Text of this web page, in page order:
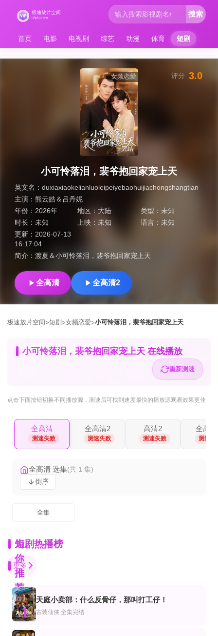
首页 电影 电视剧 综艺 动漫 体育 短剧
搜索
女频恋爱
完结
小可怜落泪，裴爷抱回家宠上天
英文名： duxiaxiaokelianluoleipeiyebaohuijiachongshangtian
主演： 熊云皓＆吕丹妮
年份： 2026年 地区： 大陆 类型： 未知
时长： 未知 上映：未知 语言： 未知
更新： 2026-07-13
16:17:04
简介： 渡夏＆小可怜落泪，裴爷抱回家宠上天
评分 3.0
全高清 全高清2
极速放片空间>短剧 >女频恋爱>小可怜落泪，裴爷抱回家宠上天
小可怜落泪，裴爷抱回家宠上天 在线播放
重新测速
点击下面按钮切换不同播放源 ，测速后可找到速度最快的播放源观看效果更佳
全高清
测速失败
全高清2
测速失败
高清2
测速失败
全高
测速失
全高清 选集(共 1 集)
倒序
全集
为
你
推
荐
完结
重生七零，我靠风水算命养家
全集
七零让你调解矛盾全员离婚了
第65集完结
愉欢(绯红)(步步引诱)
短剧热播榜
更多
1
天庭小卖部：什么反骨仔，那叫打工仔！
古装仙侠 全集完结